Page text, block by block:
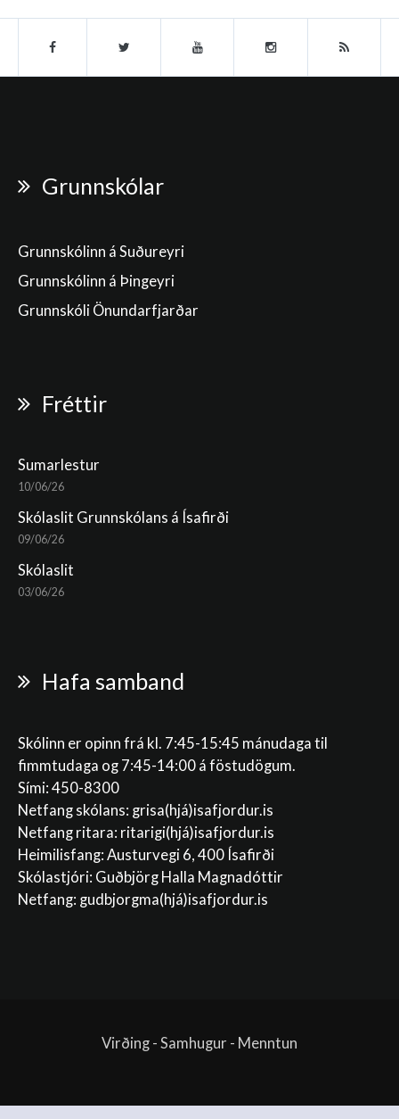
Grunnskólar
Grunnskólinn á Suðureyri
Grunnskólinn á Þingeyri
Grunnskóli Önundarfjarðar
Fréttir
Sumarlestur
10/06/26
Skólaslit Grunnskólans á Ísafirði
09/06/26
Skólaslit
03/06/26
Hafa samband
Skólinn er opinn frá kl. 7:45-15:45 mánudaga til
fimmtudaga og 7:45-14:00 á föstudögum.
Sími: 450-8300
Netfang skólans: grisa(hjá)isafjordur.is
Netfang ritara: ritarigi(hjá)isafjordur.is
Heimilisfang: Austurvegi 6, 400 Ísafirði
Skólastjóri: Guðbjörg Halla Magnadóttir
Netfang: gudbjorgma(hjá)isafjordur.is
Virðing - Samhugur - Menntun